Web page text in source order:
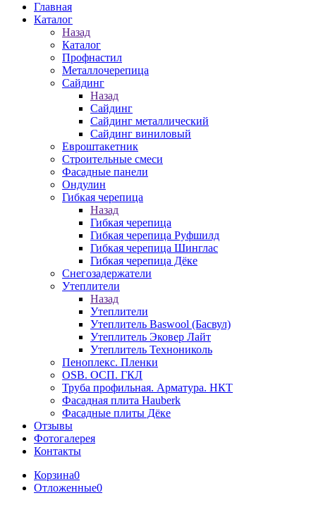
Главная
Каталог
Назад
Каталог
Профнастил
Металлочерепица
Сайдинг
Назад
Сайдинг
Сайдинг металлический
Сайдинг виниловый
Евроштакетник
Строительные смеси
Фасадные панели
Ондулин
Гибкая черепица
Назад
Гибкая черепица
Гибкая черепица Руфшилд
Гибкая черепица Шинглас
Гибкая черепица Дёке
Снегозадержатели
Утеплители
Назад
Утеплители
Утеплитель Baswool (Басвул)
Утеплитель Эковер Лайт
Утеплитель Технониколь
Пеноплекс. Пленки
OSB. ОСП. ГКЛ
Труба профильная. Арматура. НКТ
Фасадная плита Hauberk
Фасадные плиты Дёке
Отзывы
Фотогалерея
Контакты
Корзина0
Отложенные0